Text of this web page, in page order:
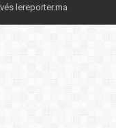
lereporter.ma